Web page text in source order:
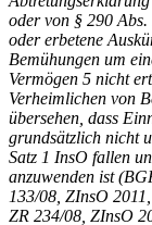
oder von § 290
oder erbetene
Bemühungen um
Vermögen 5 nicht
Verheimlichen von
übersehen, dass
grundsätzlich nicht
Satz 1 InsO fallen
anzuwenden ist (
133/08, ZInsO
ZR 234/08, ZInsO